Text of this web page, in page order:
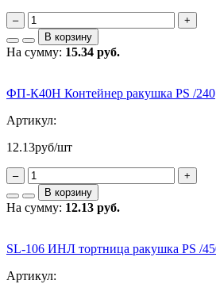
–
+
В корзину
На сумму: 15.34 руб.
ФП-К40Н Контейнер ракушка PS /240
Артикул:
12.13руб/шт
–
+
В корзину
На сумму: 12.13 руб.
SL-106 ИНЛ тортница ракушка PS /
Артикул: